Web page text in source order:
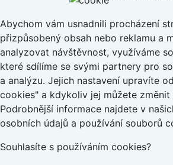
Abychom vám usnadnili procházení
přizpůsobený obsah nebo reklamu a
analyzovat návštěvnost, využíváme
které sdílíme se svými partnery pro
a analýzu. Jejich nastavení upravíte
cookies" a kdykoliv jej můžete
Podrobnější informace najdete v
osobních údajů a používání souborů
Souhlasíte s používáním cookies?